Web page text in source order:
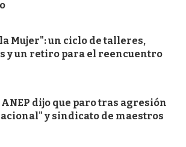
Mujer": un ciclo de talleres,
y un retiro para el reencuentro
dijo que paro tras agresión
y sindicato de maestros